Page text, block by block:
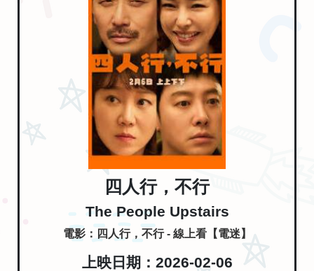
四人行，不行
The People Upstairs
電影：四人行，不行 - 線上看【電迷】
上映日期：2026-02-06